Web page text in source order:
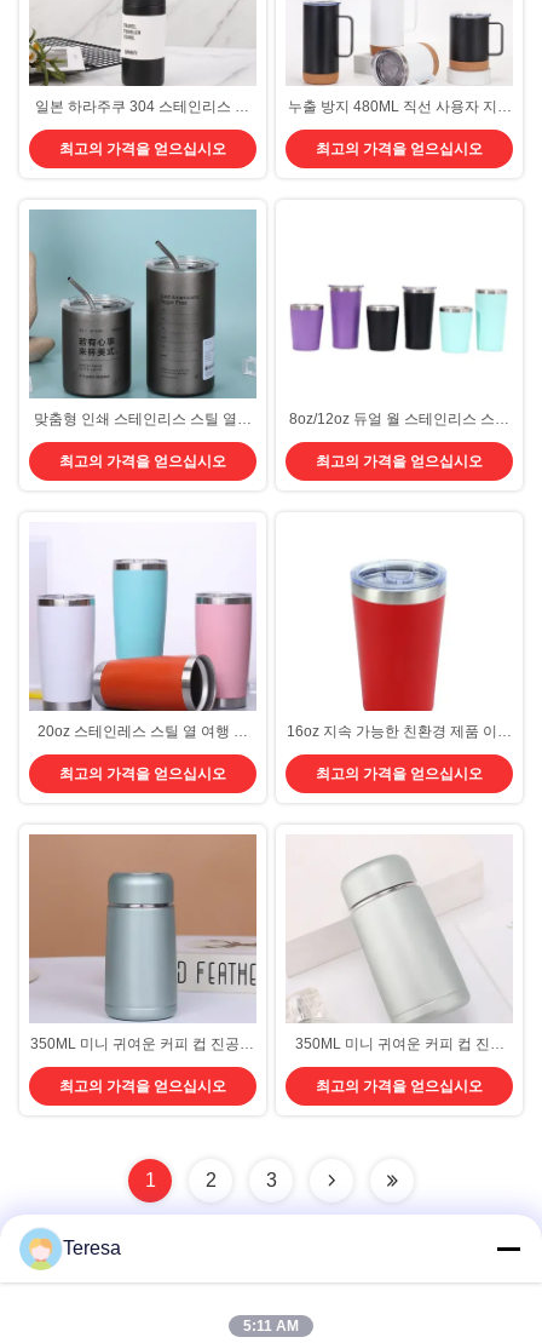
일본 하라주쿠 304 스테인리스 스
틸 열 절연 컵 진공 꽁꽁 휴대용 귀
여운 물 / 커피 컵 학생 여행
최고의 가격을 얻으십시오
누출 방지 480ML 직선 사용자 지정
진공 단열 텀블러 식기 세탁기 안전
스테인레스 스틸 커피 머그 손잡이
코크 바닥 여행 머그 유니버설 크기
최고의 가격을 얻으십시오
맞춤형 인쇄 스테인리스 스틸 열컵
휴대용 야외 빨대 304 스테인리스
스틸 진공 복층 열컵
최고의 가격을 얻으십시오
8oz/12oz 듀얼 월 스테인리스 스틸
열 여행 머그 친환경 단열 진공 병
레이저 / 3D / 실크 스크린 로고와 함
께 유출 방지
최고의 가격을 얻으십시오
20oz 스테인레스 스틸 열 여행 컵
뚜?? 이 있는 듀얼 월드 진공 단열
커피 텀블러 컵 홈 오피스 스포츠
600ml
최고의 가격을 얻으십시오
16oz 지속 가능한 친환경 제품 이중
벽 단열 스테인레스 스틸 진공 여행
머그
최고의 가격을 얻으십시오
350ML 미니 귀여운 커피 컵 진공병
병 스테인레스 스틸 물 여행 머그 사
무실 차 열
최고의 가격을 얻으십시오
350ML 미니 귀여운 커피 컵 진공
병 테르모스 병 스테인리스 스틸 물
여행 컵 사무실 차 열 밀폐 및 방수,
컴팩트 및 휴대
최고의 가격을 얻으십시오
1 2 3
Teresa
5:11 AM